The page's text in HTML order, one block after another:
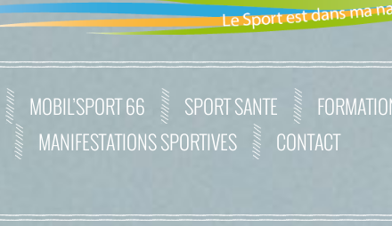
MOBIL’SPORT 66 SPORT SANTE
MANIFESTATIONS SPORTIVES CONTACT